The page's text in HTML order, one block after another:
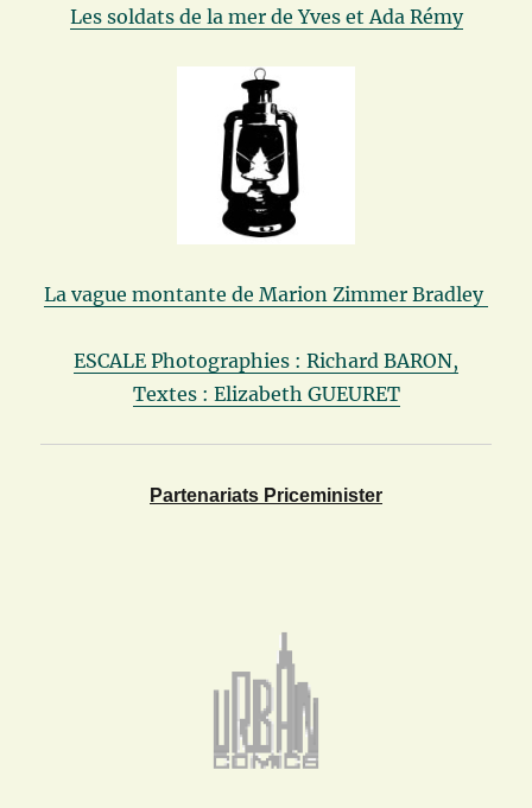
Les soldats de la mer de Yves et Ada Rémy
La vague montante de Marion Zimmer Bradley
ESCALE Photographies : Richard BARON,
Textes : Elizabeth GUEURET
Partenariats Priceminister